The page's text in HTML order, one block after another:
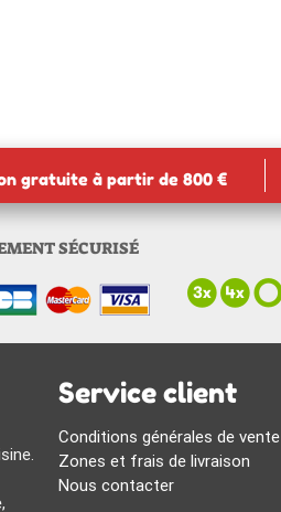
gratuite à partir de 800 €
SÉCURISÉ
Service client
Conditions générales de vente
Zones et frais de livraison
Nous contacter